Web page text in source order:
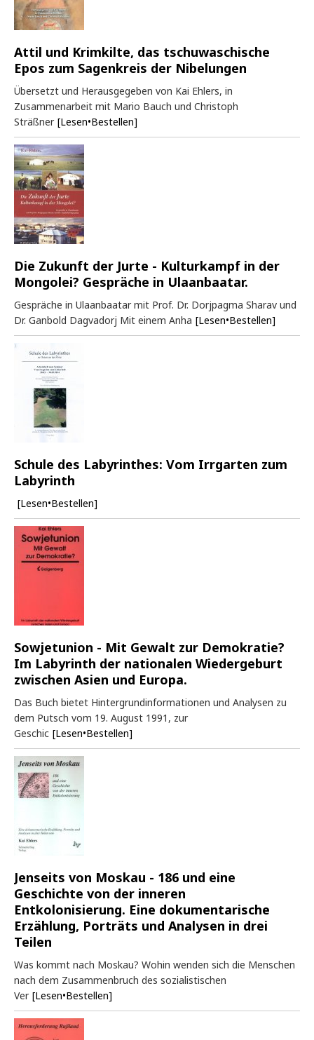
Attil und Krimkilte, das tschuwaschische
Epos zum Sagenkreis der Nibelungen
Übersetzt und Herausgegeben von Kai Ehlers, in
Zusammenarbeit mit Mario Bauch und Christoph
Sträßner [Lesen•Bestellen]
Die Zukunft der Jurte - Kulturkampf in der
Mongolei? Gespräche in Ulaanbaatar.
Gespräche in Ulaanbaatar mit Prof. Dr. Dorjpagma Sharav und
Dr. Ganbold Dagvadorj Mit einem Anha [Lesen•Bestellen]
Schule des Labyrinthes: Vom Irrgarten zum
Labyrinth
[Lesen•Bestellen]
Sowjetunion - Mit Gewalt zur Demokratie?
Im Labyrinth der nationalen Wiedergeburt
zwischen Asien und Europa.
Das Buch bietet Hintergrundinformationen und Analysen zu
dem Putsch vom 19. August 1991, zur
Geschic [Lesen•Bestellen]
Jenseits von Moskau - 186 und eine
Geschichte von der inneren
Entkolonisierung. Eine dokumentarische
Erzählung, Porträts und Analysen in drei
Teilen
Was kommt nach Moskau? Wohin wenden sich die Menschen
nach dem Zusammenbruch des sozialistischen
Ver [Lesen•Bestellen]